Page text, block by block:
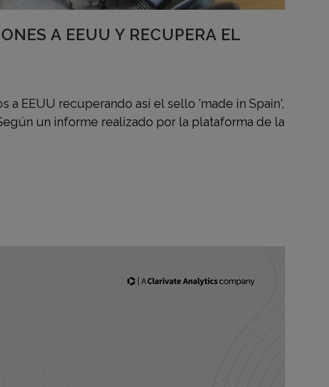
A EEUU Y RECUPERA EL
a EEUU recuperando así el sello 'made in Spain',
un informe realizado por la plataforma de la